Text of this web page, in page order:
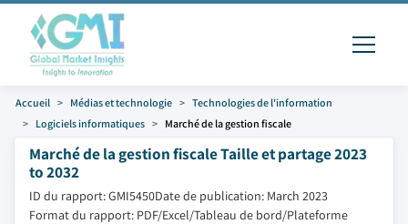
Accueil Médias et technologie
Technologies de l'information
Logiciels informatiques
Marché de la gestion fiscale
Marché de la gestion fiscale Taille et partage 2023
to 2032
ID du rapport: GMI5450Date de publication: March 2023
Format du rapport: PDF/Excel/Tableau de bord/Plateforme